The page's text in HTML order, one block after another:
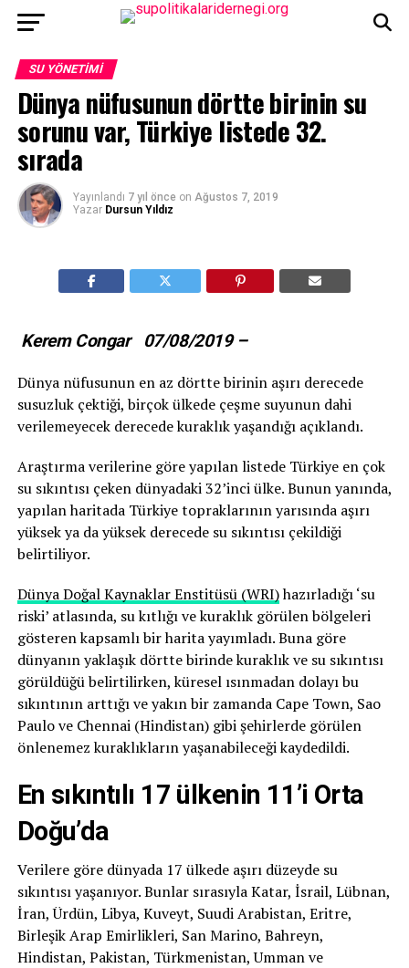
SU YÖNETIMI
Dünya nüfusunun dörtte birinin su
sorunu var, Türkiye listede 32.
sırada
Yayınlandı 7 yıl önce on Ağustos 7, 2019
Yazar Dursun Yıldız
Kerem Congar 07/08/2019 –
Dünya nüfusunun en az dörtte birinin aşırı derecede
susuzluk çektiği, birçok ülkede çeşme suyunun dahi
verilemeyecek derecede kuraklık yaşandığı açıklandı.
Araştırma verilerine göre yapılan listede Türkiye en çok
su sıkıntısı çeken dünyadaki 32’inci ülke. Bunun yanında,
yapılan haritada Türkiye topraklarının yarısında aşırı
yüksek ya da yüksek derecede su sıkıntısı çekildiği
belirtiliyor.
Dünya Doğal Kaynaklar Enstitüsü (WRI)hazırladığı ‘su
riski’ atlasında, su kıtlığı ve kuraklık görülen bölgeleri
gösteren kapsamlı bir harita yayımladı. Buna göre
dünyanın yaklaşık dörtte birinde kuraklık ve su sıkıntısı
görüldüğü belirtilirken, küresel ısınmadan dolayı bu
sıkıntının arttığı ve yakın bir zamanda Cape Town, Sao
Paulo ve Chennai (Hindistan) gibi şehirlerde görülen
önlenemez kuraklıkların yaşanabileceği kaydedildi.
En sıkıntılı 17 ülkenin 11’i Orta
Doğu’da
Verilere göre dünyada 17 ülkede aşırı düzeyde su
sıkıntısı yaşanıyor. Bunlar sırasıyla Katar, İsrail, Lübnan,
İran, Ürdün, Libya, Kuveyt, Suudi Arabistan, Eritre,
Birleşik Arap Emirlikleri, San Marino, Bahreyn,
Hindistan, Pakistan, Türkmenistan, Umman ve